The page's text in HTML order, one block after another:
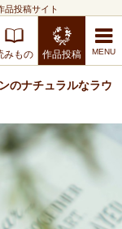
品投稿サイト
みもの 作品投稿
のナチュラルなラウ